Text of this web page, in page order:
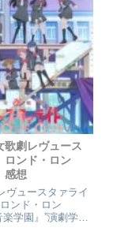
廣木隆一 ◯主
、瑛太 ◯配給…東
歌劇レヴュース
ンド・ロン
感想
ヴュースタァライ
ンド・ロン
楽学園』”演劇学